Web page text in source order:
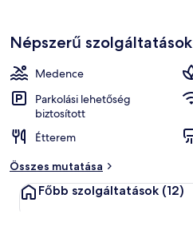
Népszerű szolgáltatások
Medence
Parkolási lehetőség
biztosított
Étterem
Összes mutatása
Főbb szolgáltatások (12)